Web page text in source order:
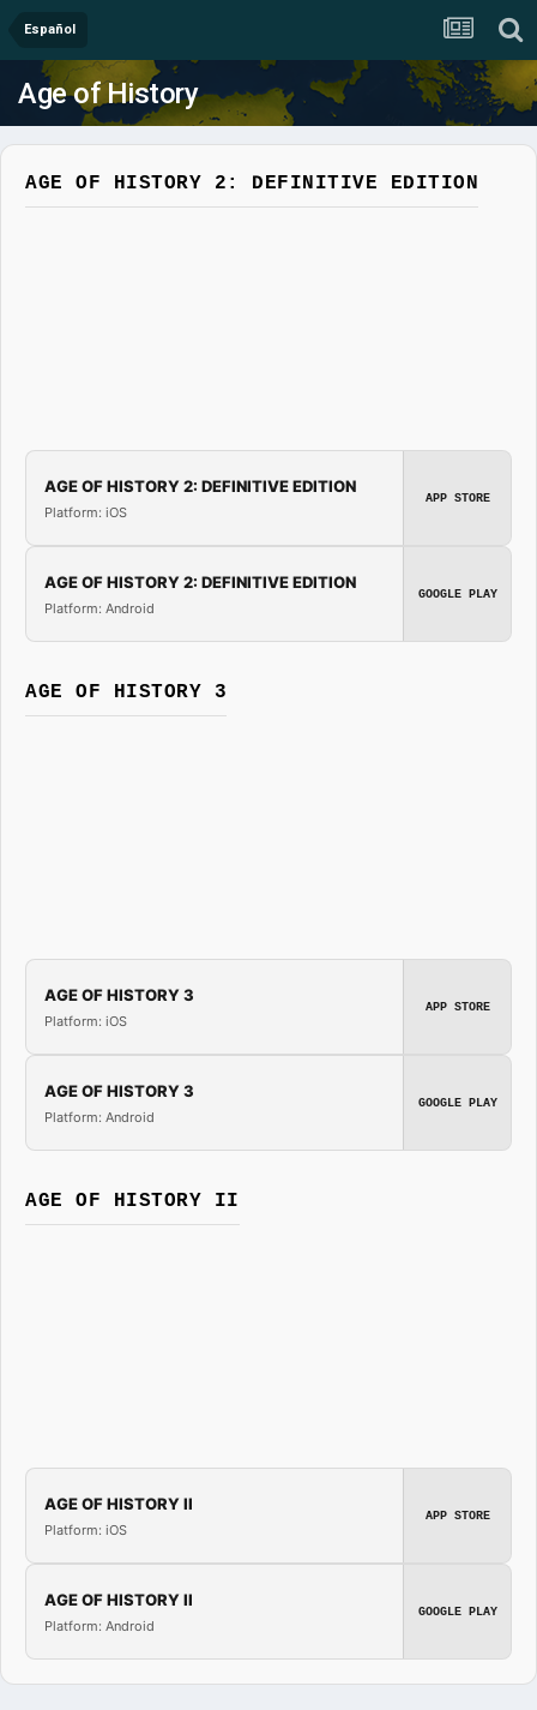
Español
Age of History
AGE OF HISTORY 2: DEFINITIVE EDITION
AGE OF HISTORY 2: DEFINITIVE EDITION
Platform: iOS
APP STORE
AGE OF HISTORY 2: DEFINITIVE EDITION
Platform: Android
GOOGLE PLAY
AGE OF HISTORY 3
AGE OF HISTORY 3
Platform: iOS
APP STORE
AGE OF HISTORY 3
Platform: Android
GOOGLE PLAY
AGE OF HISTORY II
AGE OF HISTORY II
Platform: iOS
APP STORE
AGE OF HISTORY II
Platform: Android
GOOGLE PLAY